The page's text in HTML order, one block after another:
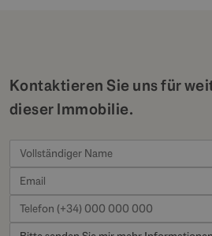
Kontaktieren Sie uns für
dieser Immobilie.